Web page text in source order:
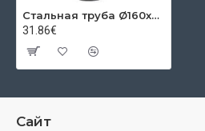
Стальная труба Ø160х2 мм 0,25м
31.86€
Сайт